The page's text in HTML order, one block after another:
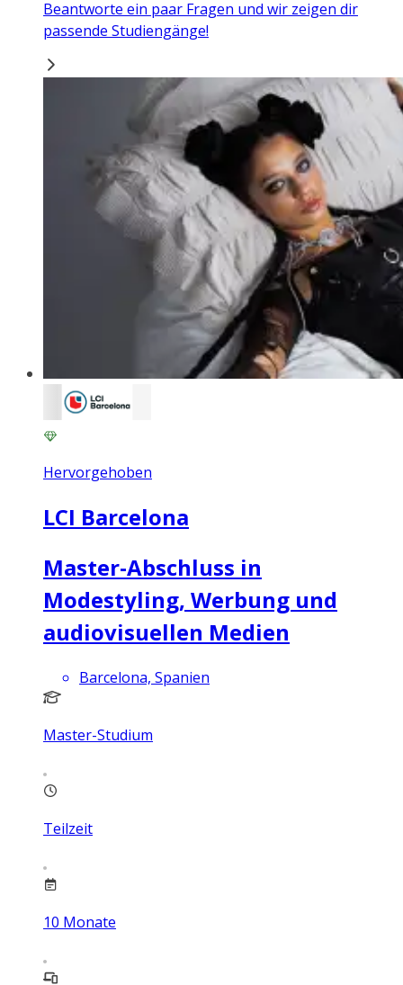
Beantworte ein paar Fragen und wir zeigen dir
passende Studiengänge!
Hervorgehoben
LCI Barcelona
Master-Abschluss in
Modestyling, Werbung und
audiovisuellen Medien
Barcelona, Spanien
Master-Studium
Teilzeit
10 Monate